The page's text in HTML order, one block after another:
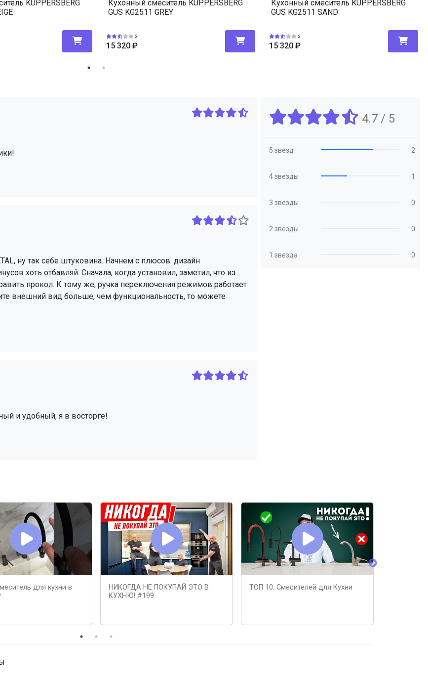
KUPPERSBERG
Кухонный смеситель KUPPERSBERG
GUS KG2511 GREY
3
15 320 ₽
Кухонный смеситель KUPPERSBERG
GUS KG2511 SAND
3
15 320 ₽
ну так себе штуковина. Начнем с плюсов: дизайн
хоть отбавляй. Сначала, когда установил, заметил, что из
прокол. К тому же, ручка переключения режимов работает
внешний вид больше, чем функциональность, то можете
и удобный, я в восторге!
4.7 / 5
5 звезд 2
4 звезды 1
3 звезды 0
2 звезды 0
1 звезда 0
для кухни в
НИКОГДА НЕ ПОКУПАЙ ЭТО В
КУХНЮ! #199
ТОП 10. Смесителей для Кухни